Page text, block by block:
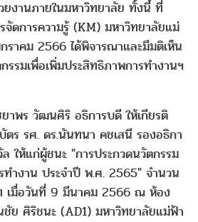
ยงานภายในมหาวิทยาลัย ทั้งนี้ ที่
จัดการความรู้ (KM) มหาวิทยาลัยแม่
าคม 2566 ได้พิจารณาและมีมติเห็น
รมเพื่อเพิ่มประสิทธิภาพการทำงานฯ
ร วัฒนศิริ อธิการบดี ให้เกียรติ
ตร รศ. ดร.นันทนา คชเสนี รองอธิกา
ให้แก่ผู้ชนะ "การประกวดนวัตกรรม
ทำงาน ประจำปี พ.ศ. 2565" จำนวน
เมื่อวันที่ 9 มีนาคม 2566 ณ ห้อง
ย ศิริชนะ (AD1) มหาวิทยาลัยแม่ฟ้า